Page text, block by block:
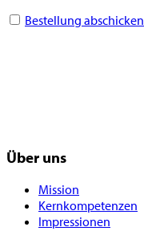
Bestellung abschicken
Über uns
Mission
Kernkompetenzen
Impressionen